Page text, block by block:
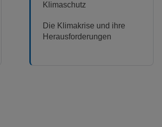
Klimaschutz
Die Klimakrise und ihre
Herausforderungen